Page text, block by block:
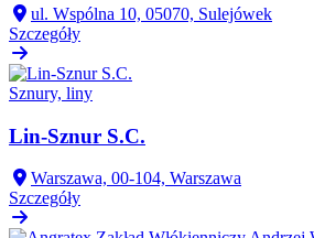
ul. Wspólna 10, 05070, Sulejówek
Szczegóły
Sznury, liny
Lin-Sznur S.C.
Warszawa, 00-104, Warszawa
Szczegóły